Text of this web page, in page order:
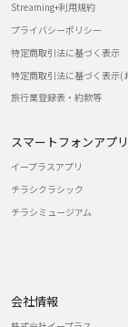
Streaming+利用規約
プライバシーポリシー
特定商取引法に基づく表示
特定商取引法に基づく表示(
旅行業登録表・約款等
スマートフォンアプリ
イープラスアプリ
チラシクラシック
チラシミュージアム
会社情報